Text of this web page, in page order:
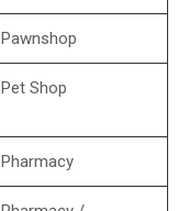
Pawnshop
Pet Shop
Pharmacy